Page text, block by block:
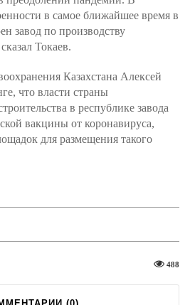
в самое ближайшее время в
завод по производству
Токаев.
Казахстана Алексей
что власти страны
в республике завода
вакцины от коронавируса,
для размещения такого
488